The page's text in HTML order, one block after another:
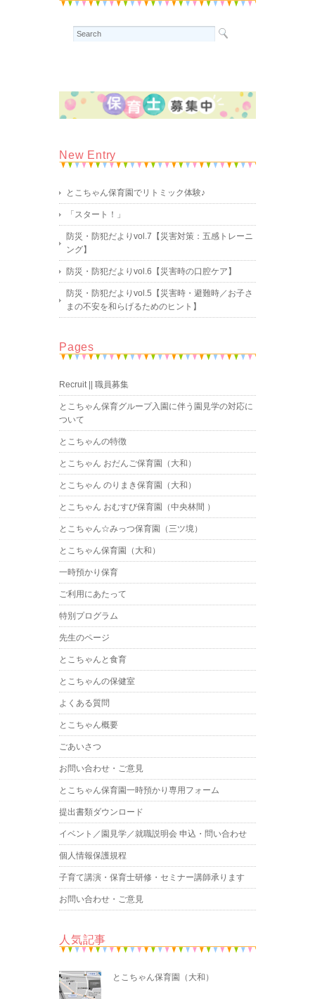
New Entry
とこちゃん保育園でリトミック体験♪
「スタート！」
防災・防犯だよりvol.7【災害対策：五感トレーニ
ング】
防災・防犯だよりvol.6【災害時の口腔ケア】
防災・防犯だよりvol.5【災害時・避難時／お子さ
まの不安を和らげるためのヒント】
Pages
Recruit || 職員募集
とこちゃん保育グループ入園に伴う園見学の対応に
ついて
とこちゃんの特徴
とこちゃん おだんご保育園（大和）
とこちゃん のりまき保育園（大和）
とこちゃん おむすび保育園（中央林間 ）
とこちゃん☆みっつ保育園（三ツ境）
とこちゃん保育園（大和）
一時預かり保育
ご利用にあたって
特別プログラム
先生のページ
とこちゃんと食育
とこちゃんの保健室
よくある質問
とこちゃん概要
ごあいさつ
お問い合わせ・ご意見
とこちゃん保育園一時預かり専用フォーム
提出書類ダウンロード
イベント／園見学／就職説明会 申込・問い合わせ
個人情報保護規程
子育て講演・保育士研修・セミナー講師承ります
お問い合わせ・ご意見
人気記事
とこちゃん保育園（大和）